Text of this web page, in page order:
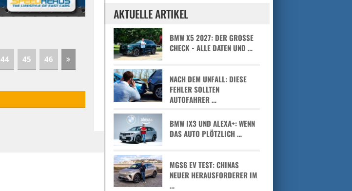
44 45 46
AKTUELLE ARTIKEL
BMW X5 2027: DER GROSSE C
HECK - ALLE DATEN UND …
NACH DEM UNFALL: DIESE
FEHLER SOLLTEN
AUTOFAHRER …
BMW IX3 UND ALEXA+: WENN
DAS AUTO PLÖTZLICH …
MGS6 EV TEST: CHINAS
NEUER HERAUSFORDERER IM
…